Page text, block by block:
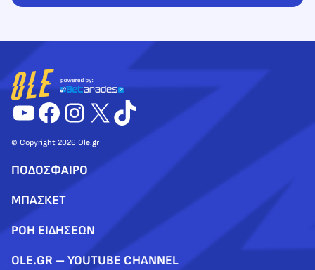
YouTube
Facebook
Instagram
X TikTok
© Copyright 2026 Ole.gr
ΠΟΔΟΣΦΑΙΡΟ
ΜΠΑΣΚΕΤ
ΡΟΗ ΕΙΔΗΣΕΩΝ
OLE.GR – YOUTUBE CHANNEL